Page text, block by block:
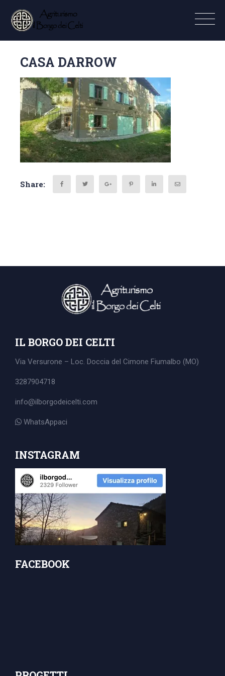
CASA DARROW
Share:
IL BORGO DEI CELTI
Via Versurone – Loc. Doccia del Cimone Fiumalbo (MO)
3287904718
info@ilborgodeicelti.com
WhatsAppaci
INSTAGRAM
FACEBOOK
Search